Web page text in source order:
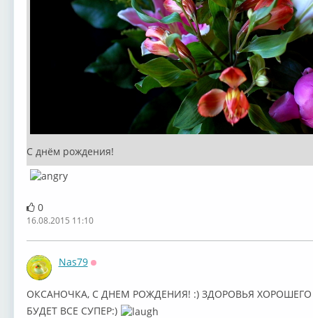
С днём рождения!
0
16.08.2015 11:10
Nas79
ОКСАНОЧКА, С ДНЕМ РОЖДЕНИЯ! :) ЗДОРОВЬЯ
БУДЕТ ВСЕ СУПЕР:)